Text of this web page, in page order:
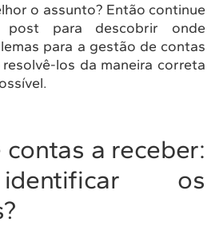
o assunto? Então continue
para descobrir onde
para a gestão de contas
los da maneira correta
a receber:
os